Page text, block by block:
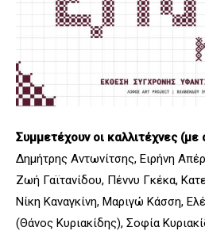
Συμμετέχουν οι καλλιτέχνες
Δημήτρης Αντωνίτσης, Ειρήνη
Ζωή Γαϊτανίδου, Πέννυ Γκέκα,
Νίκη Καναγκίνη, Μαριγώ Κάσση,
(Θάνος Κυριακίδης), Σοφία